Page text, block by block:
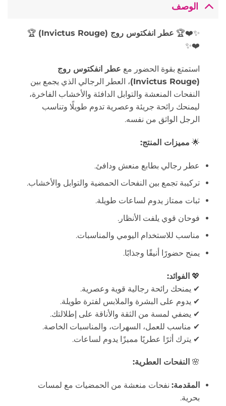
الوصف
✨❤️🏆 عطر انفكتوس روج (Invictus Rouge)
🏆
❤️✨
استمتع بقوة الحضور مع عطر انفكتوس روج
(Invictus Rouge)
، العطر الرجالي الذي يجمع بين
النفحات المنعشة والتوابل الدافئة والأخشاب الفاخرة،
ليمنحك رائحة جريئة وعصرية تدوم طويلًا وتناسب
الرجل الواثق من نفسه.
🌟 مميزات المنتج:
عطر رجالي بطابع منعش ودافئ.
تركيبة تجمع بين النفحات الحمضية والتوابل والأخشاب.
ثبات ممتاز يدوم لساعات طويلة.
فوحان قوي يلفت الأنظار.
مناسب للاستخدام اليومي والمناسبات.
يمنح حضورًا أنيقًا وجذابًا.
💖 الفوائد:
✔ يمنحك رائحة رجالية قوية وعصرية.
✔ يدوم على البشرة والملابس لفترة طويلة.
✔ يضفي لمسة من الثقة والأناقة على إطلالتك.
✔ مناسب للعمل، السهرات، والمناسبات الخاصة.
✔ يترك أثرًا عطريًا مميزًا يدوم لساعات.
🌸 النفحات العطرية:
المقدمة:نفحات منعشة من الحمضيات مع لمسات
بحرية.